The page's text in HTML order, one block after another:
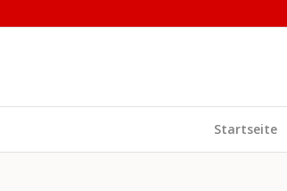
Startseite